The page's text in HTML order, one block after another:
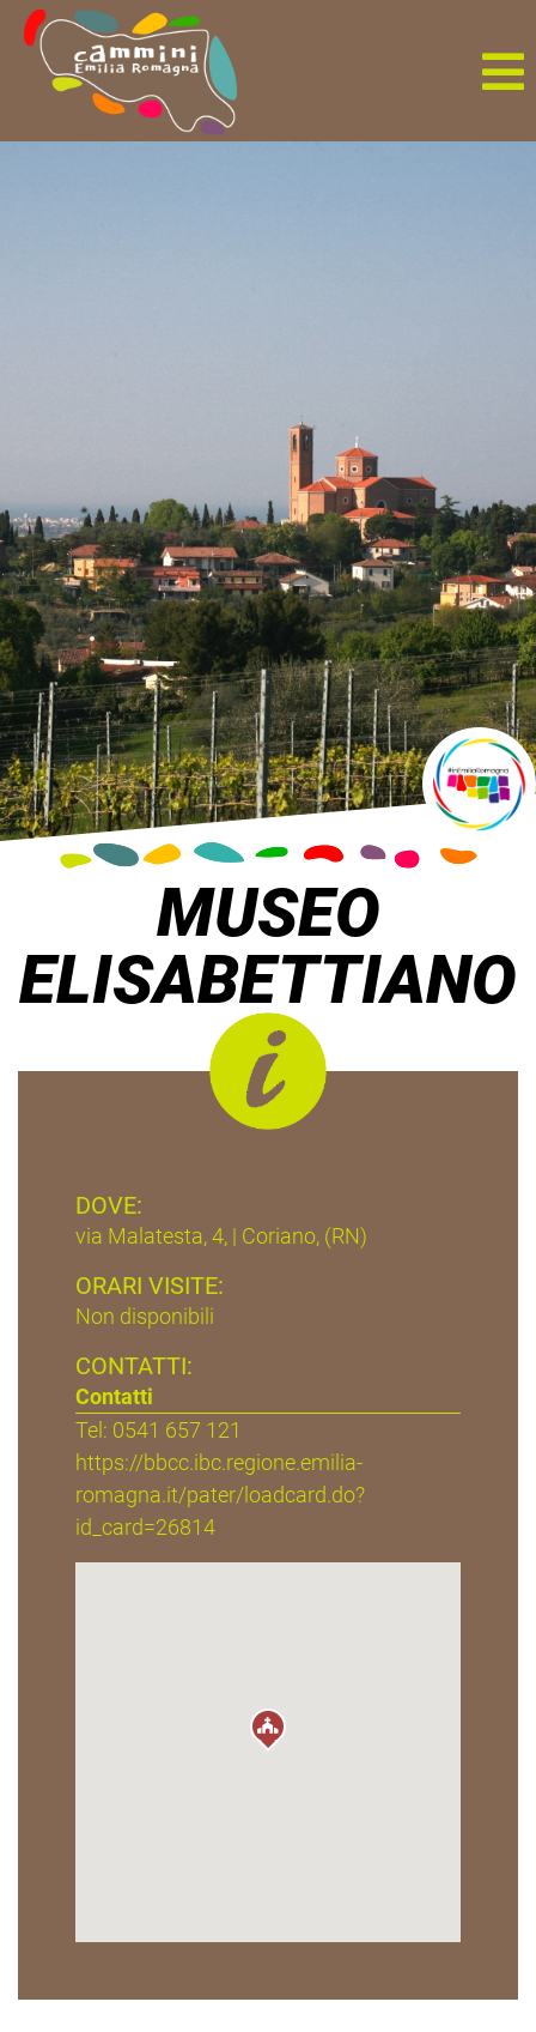
MUSEO
ELISABETTIANO
DOVE:
via Malatesta, 4, | Coriano, (RN)
ORARI VISITE:
Non disponibili
CONTATTI:
Contatti
Tel: 0541 657 121
https://bbcc.ibc.regione.emilia-
romagna.it/pater/loadcard.do?
id_card=26814